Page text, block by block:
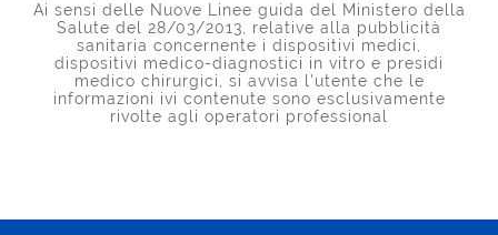
Ai sensi delle Nuove Linee guida del Ministero della
Salute del 28/03/2013, relative alla pubblicità
sanitaria concernente i dispositivi medici,
dispositivi medico-diagnostici in vitro e presidi
medico chirurgici, si avvisa l'utente che le
informazioni ivi contenute sono esclusivamente
rivolte agli operatori professional